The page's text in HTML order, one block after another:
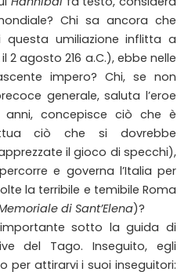
Chi sa ancora che
questa umiliazione inflitta a
2 agosto 216 a.C.), ebbe nelle
impero? Chi, se non
generale, saluta l’eroe
concepisce ciò che è
ciò che si dovrebbe
il gioco di specchi),
e governa l’Italia per
la terribile e temibile Roma
di Sant’Elena)?
sotto la guida di
del Tago. Inseguito, egli
per attirarvi i suoi inseguitori: